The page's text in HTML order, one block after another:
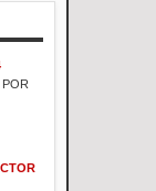
POR